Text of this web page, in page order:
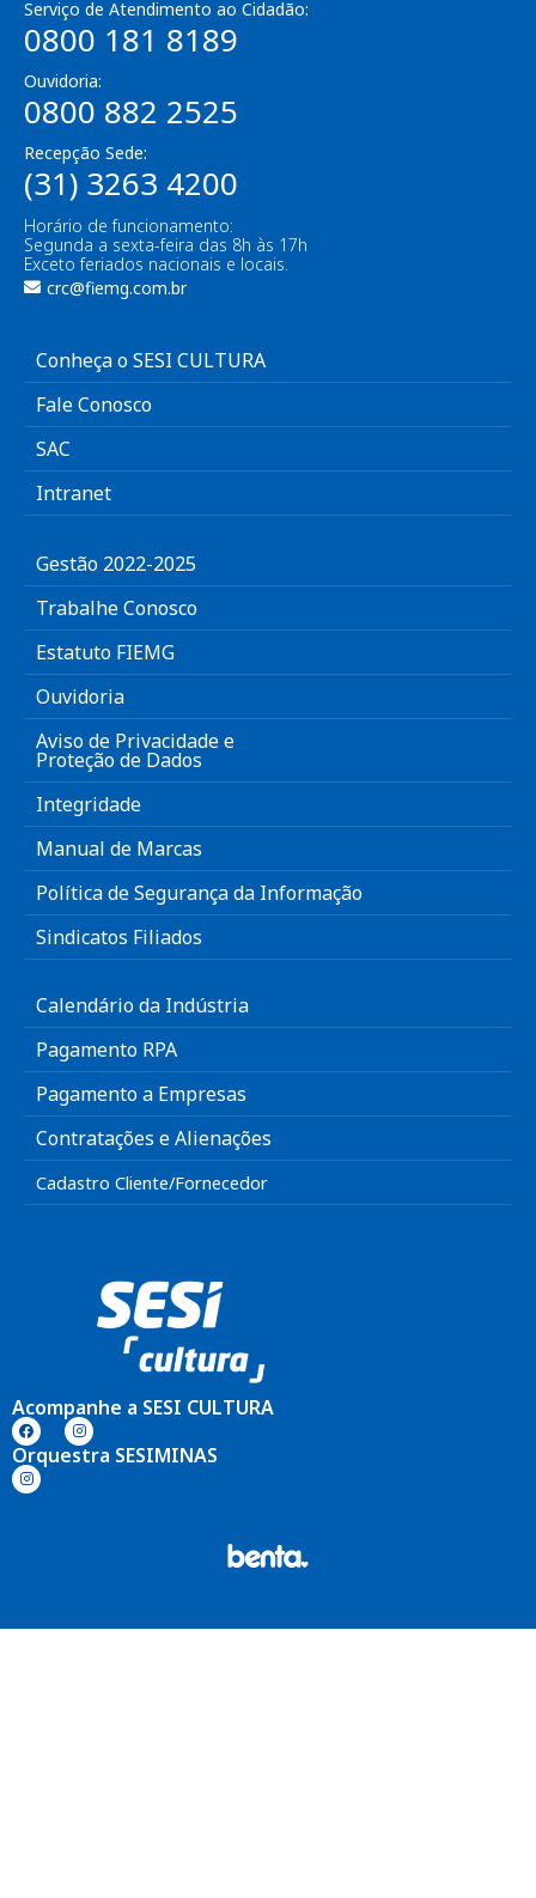
Serviço de Atendimento ao Cidadão:
0800 181 8189
Ouvidoria:
0800 882 2525
Recepção Sede:
(31) 3263 4200
Horário de funcionamento:
Segunda a sexta-feira das 8h às 17h
Exceto feriados nacionais e locais.
crc@fiemg.com.br
Conheça o SESI CULTURA
Fale Conosco
SAC
Intranet
Gestão 2022-2025
Trabalhe Conosco
Estatuto FIEMG
Ouvidoria
Aviso de Privacidade e
Proteção de Dados
Integridade
Manual de Marcas
Política de Segurança da Informação
Sindicatos Filiados
Calendário da Indústria
Pagamento RPA
Pagamento a Empresas
Contratações e Alienações
Cadastro Cliente/Fornecedor
Acompanhe a SESI CULTURA
Orquestra SESIMINAS